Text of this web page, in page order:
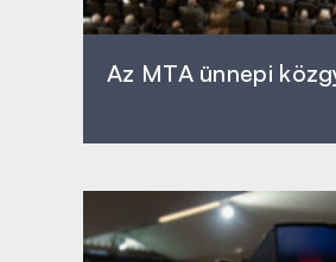
Az MTA ünnepi